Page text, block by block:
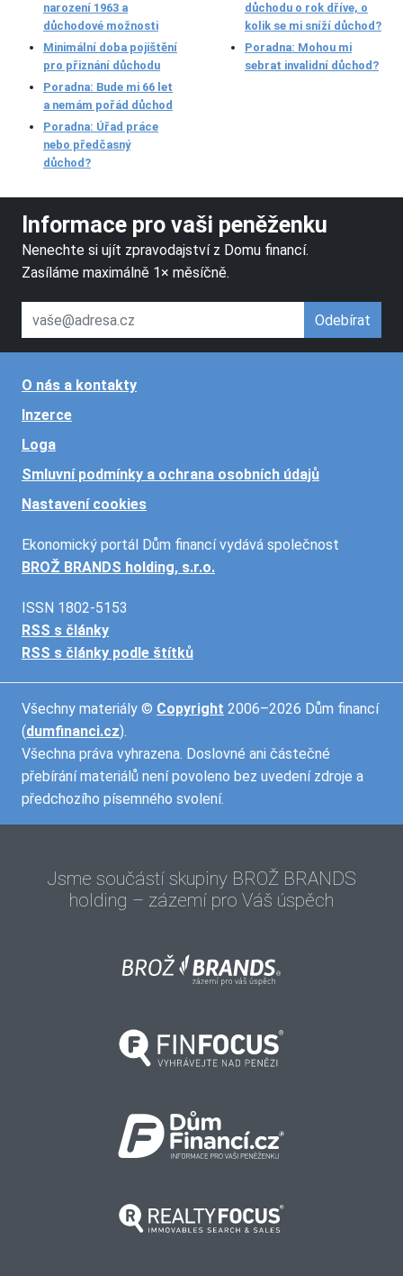
narození 1963 a
důchodové možnosti
Minimální doba pojištění
pro přiznání důchodu
Poradna: Bude mi 66 let
a nemám pořád důchod
Poradna: Úřad práce
nebo předčasný
důchod?
důchodu o rok dříve, o
kolik se mi sníží důchod?
Poradna: Mohou mi
sebrat invalidní důchod?
Informace pro vaši peněženku
Nenechte si ujít zpravodajství z Domu financí.
Zasíláme maximálně 1× měsíčně.
váš email Odebírat
O nás a kontakty
Inzerce
Loga
Smluvní podmínky a ochrana osobních údajů
Nastavení cookies
Ekonomický portál Dům financí vydává společnost
BROŽ BRANDS holding, s.r.o.
ISSN 1802-5153
RSS s články
RSS s články podle štítků
Všechny materiály © Copyright 2006–2026 Dům financí
(dumfinanci.cz).
Všechna práva vyhrazena. Doslovné ani částečné
přebírání materiálů není povoleno bez uvedení zdroje a
předchozího písemného svolení.
Jsme součástí skupiny BROŽ BRANDS
holding – zázemí pro Váš úspěch